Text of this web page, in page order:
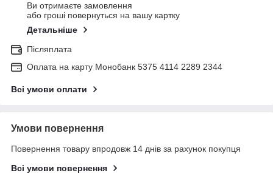
Ви отримаєте замовлення
або гроші повернуться на вашу картку
Детальніше
Післяплата
Оплата на карту Монобанк 5375 4114 2289 2344
Всі умови оплати
Умови повернення
Повернення товару впродовж 14 днів за рахунок покупця
Всі умови повернення